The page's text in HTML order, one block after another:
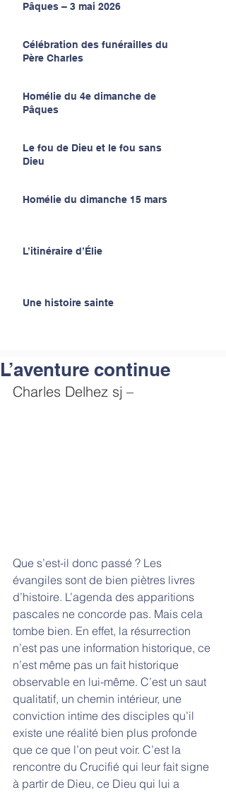
Pâques – 3 mai 2026
Célébration des funérailles du
Père Charles
Homélie du 4e dimanche de
Pâques
Le fou de Dieu et le fou sans
Dieu
Homélie du dimanche 15 mars
L’itinéraire d’Élie
Une histoire sainte
L’aventure continue
Charles Delhez sj –
Que s’est-il donc passé ? Les
évangiles sont de bien piètres livres
d’histoire. L’agenda des apparitions
pascales ne concorde pas. Mais cela
tombe bien. En effet, la résurrection
n’est pas une information historique, ce
n’est même pas un fait historique
observable en lui-même. C’est un saut
qualitatif, un chemin intérieur, une
conviction intime des disciples qu’il
existe une réalité bien plus profonde
que ce que l’on peut voir. C’est la
rencontre du Crucifié qui leur fait signe
à partir de Dieu, ce Dieu qui lui a